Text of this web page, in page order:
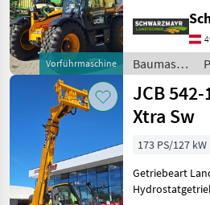
Vorführmaschine
Diesel,
km/h: 40 km/h,
-/Stage V,
/ JCB
JCB
Xtra Sw
173 PS/127 kW
Getriebeart